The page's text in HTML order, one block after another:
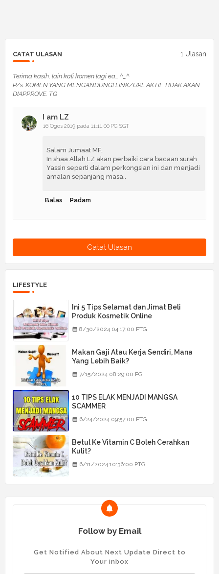
CATAT ULASAN 1 Ulasan
Terima kasih, lain kali komen lagi ea... ^_^
P/s: KOMEN YANG MENGANDUNGI LINK/URL AKTIF TIDAK AKAN
DIAPPROVE. TQ
I am LZ
16 Ogos 2019 pada 11:11:00 PG SGT
Salam Jumaat MF..
In shaa Allah LZ akan perbaiki cara bacaan surah
Yassin seperti dalam perkongsian ini dan menjadi
amalan sepanjang masa..
Balas Padam
Catat Ulasan
LIFESTYLE
Ini 5 Tips Selamat dan Jimat Beli
Produk Kosmetik Online
8/30/2024 04:17:00 PTG
Makan Gaji Atau Kerja Sendiri, Mana
Yang Lebih Baik?
7/15/2024 08:29:00 PG
10 TIPS ELAK MENJADI MANGSA
SCAMMER
6/24/2024 09:57:00 PTG
Betul Ke Vitamin C Boleh Cerahkan
Kulit?
6/11/2024 10:36:00 PTG
Follow by Email
Get Notified About Next Update Direct to
Your inbox